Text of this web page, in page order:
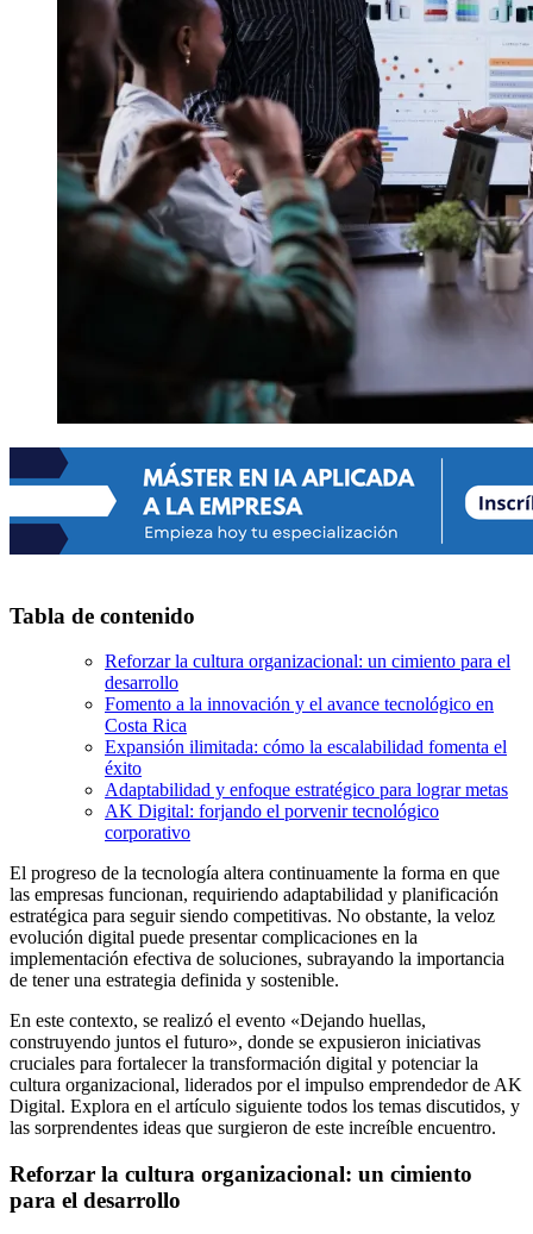
Tabla de contenido
Reforzar la cultura organizacional: un cimiento para el
desarrollo
Fomento a la innovación y el avance tecnológico en
Costa Rica
Expansión ilimitada: cómo la escalabilidad fomenta el
éxito
Adaptabilidad y enfoque estratégico para lograr metas
AK Digital: forjando el porvenir tecnológico
corporativo
El progreso de la tecnología altera continuamente la forma en que
las empresas funcionan, requiriendo adaptabilidad y planificación
estratégica para seguir siendo competitivas. No obstante, la veloz
evolución digital puede presentar complicaciones en la
implementación efectiva de soluciones, subrayando la importancia
de tener una estrategia definida y sostenible.
En este contexto, se realizó el evento «Dejando huellas,
construyendo juntos el futuro», donde se expusieron iniciativas
cruciales para fortalecer la transformación digital y potenciar la
cultura organizacional, liderados por el impulso emprendedor de AK
Digital. Explora en el artículo siguiente todos los temas discutidos, y
las sorprendentes ideas que surgieron de este increíble encuentro.
Reforzar la cultura organizacional: un cimiento
para el desarrollo